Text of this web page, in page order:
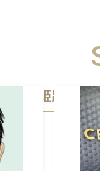
姫路中央